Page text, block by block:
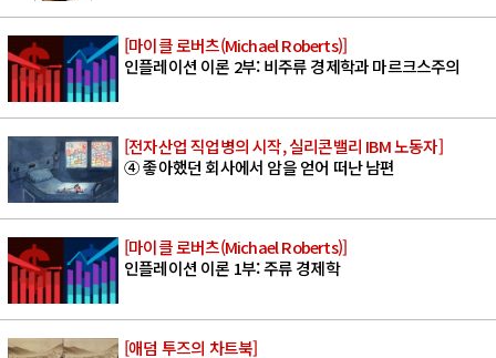
[마이클 로버츠(Michael Roberts)]
인플레이션 이론 2부: 비주류 경제학과 마르크스주의
[전자산업 직업병의 시작, 실리콘밸리 IBM 노동자]
④ 좋아했던 회사에서 암을 얻어 떠난 남편
[마이클 로버츠(Michael Roberts)]
인플레이션 이론 1부: 주류 경제학
[애덤 투즈의 차트북]